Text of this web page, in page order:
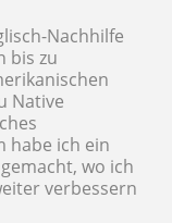
Nachhilfe
bis zu
Native
habe ich ein
wo ich
verbessern